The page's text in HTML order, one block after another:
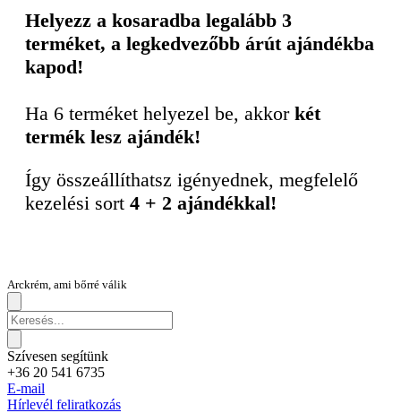
Helyezz a kosaradba legalább 3
terméket, a legkedvezőbb árút ajándékba
kapod!
Ha 6 terméket helyezel be, akkor két
termék lesz ajándék!
Így összeállíthatsz igényednek, megfelelő
kezelési sort 4 + 2 ajándékkal!
Arckrém, ami bőrré válik
Szívesen segítünk
+36 20 541 6735
E-mail
Hírlevél feliratkozás